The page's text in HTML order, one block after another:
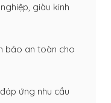
giàu kinh
bảo an toàn cho
ứng nhu cầu